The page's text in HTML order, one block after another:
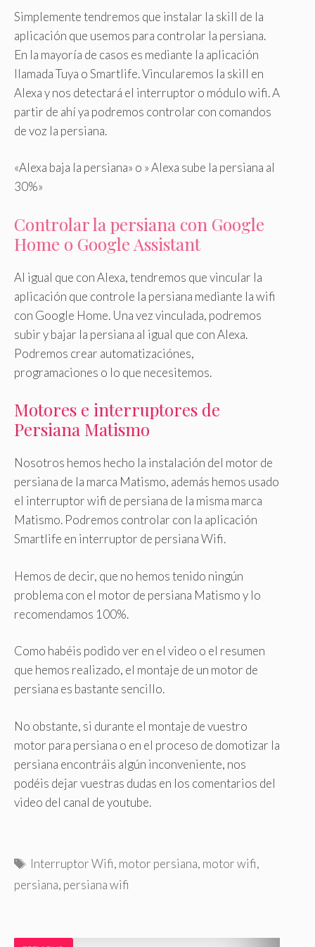
Simplemente tendremos que instalar la skill de la
aplicación que usemos para controlar la persiana.
En la mayoría de casos es mediante la aplicación
llamada Tuya o Smartlife. Vincularemos la skill en
Alexa y nos detectará el interruptor o módulo wifi. A
partir de ahí ya podremos controlar con comandos
de voz la persiana.
«Alexa baja la persiana» o » Alexa sube la persiana al
30%»
Controlar la persiana con Google
Home o Google Assistant
Al igual que con Alexa, tendremos que vincular la
aplicación que controle la persiana mediante la wifi
con Google Home. Una vez vinculada, podremos
subir y bajar la persiana al igual que con Alexa.
Podremos crear automatizaciónes,
programaciones o lo que necesitemos.
Motores e interruptores de
Persiana Matismo
Nosotros hemos hecho la instalación del motor de
persiana de la marca Matismo, además hemos usado
el interruptor wifi de persiana de la misma marca
Matismo. Podremos controlar con la aplicación
Smartlife en interruptor de persiana Wifi.
Hemos de decir, que no hemos tenido ningún
problema con el motor de persiana Matismo y lo
recomendamos 100%.
Como habéis podido ver en el video o el resumen
que hemos realizado, el montaje de un motor de
persiana es bastante sencillo.
No obstante, si durante el montaje de vuestro
motor para persiana o en el proceso de domotizar la
persiana encontráis algún inconveniente, nos
podéis dejar vuestras dudas en los comentarios del
video del canal de youtube.
E
t
Interruptor Wifi, motor persiana, motor wifi,
persiana, persiana wifi